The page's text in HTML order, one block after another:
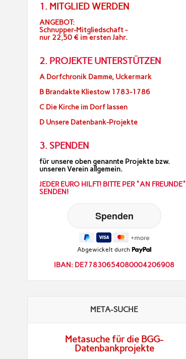
1. MITGLIED WERDEN
ANGEBOT:
Schnupper-Mitgliedschaft -
nur 22,50 € im ersten Jahr.
2. PROJEKTE UNTERSTÜTZEN
A Dorfchronik Damme, Uckermark
B Brandakte Kliestow 1783-1786
C Die Kirche im Dorf lassen
D Unsere Datenbank-Projekte
3. SPENDEN
für unsere oben genannte Projekte bzw.
unseren Verein allgemein.
JEDER EURO HILFT! BITTE PER "AN FREUNDE"
SENDEN!
Abgewickelt durch
IBAN: DE77830654080004206908
META-SUCHE
Metasuche für die BGG-
Datenbankprojekte